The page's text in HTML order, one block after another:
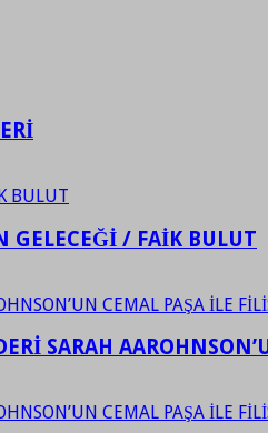
GELECEĞİ / FAİK BULUT
SARAH